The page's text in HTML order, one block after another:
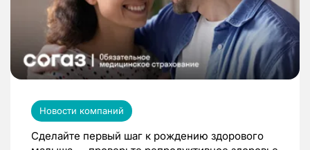
Новости компаний
Сделайте первый шаг к рождению здорового